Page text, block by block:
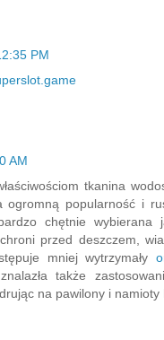
PM
AM
tkanina
ogromną popularność i
chętnie wybierana
przed deszczem,
mniej wytrzymały
także
na pawilony i namioty